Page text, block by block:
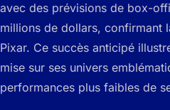
avec des prévisions de box-
millions de dollars, confirmant
Pixar. Ce succès anticipé
mise sur ses univers
performances plus faibles de